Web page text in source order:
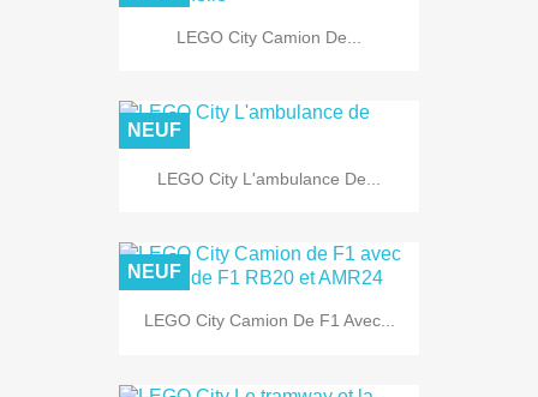
LEGO City Camion De...
LEGO City L'ambulance De...
NEUF
LEGO City Camion De F1 Avec...
NEUF